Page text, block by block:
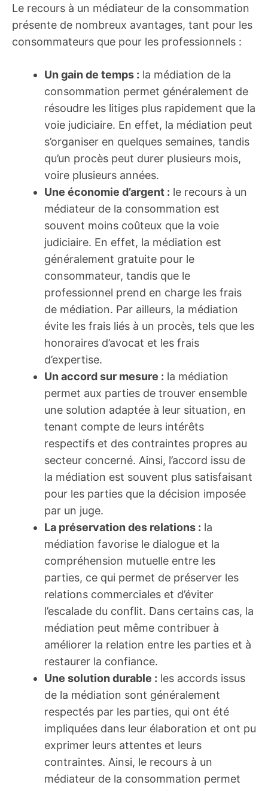
Le recours à un médiateur de la consommation
présente de nombreux avantages, tant pour les
consommateurs que pour les professionnels :
Un gain de temps : la médiation de la
consommation permet généralement de
résoudre les litiges plus rapidement que la
voie judiciaire. En effet, la médiation peut
s’organiser en quelques semaines, tandis
qu’un procès peut durer plusieurs mois,
voire plusieurs années.
Une économie d’argent : le recours à un
médiateur de la consommation est
souvent moins coûteux que la voie
judiciaire. En effet, la médiation est
généralement gratuite pour le
consommateur, tandis que le
professionnel prend en charge les frais
de médiation. Par ailleurs, la médiation
évite les frais liés à un procès, tels que les
honoraires d’avocat et les frais
d’expertise.
Un accord sur mesure : la médiation
permet aux parties de trouver ensemble
une solution adaptée à leur situation, en
tenant compte de leurs intérêts
respectifs et des contraintes propres au
secteur concerné. Ainsi, l’accord issu de
la médiation est souvent plus satisfaisant
pour les parties que la décision imposée
par un juge.
La préservation des relations : la
médiation favorise le dialogue et la
compréhension mutuelle entre les
parties, ce qui permet de préserver les
relations commerciales et d’éviter
l’escalade du conflit. Dans certains cas, la
médiation peut même contribuer à
améliorer la relation entre les parties et à
restaurer la confiance.
Une solution durable : les accords issus
de la médiation sont généralement
respectés par les parties, qui ont été
impliquées dans leur élaboration et ont pu
exprimer leurs attentes et leurs
contraintes. Ainsi, le recours à un
médiateur de la consommation permet